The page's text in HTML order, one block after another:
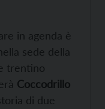
in agenda è
sede della
trentino
Coccodrillo
di due